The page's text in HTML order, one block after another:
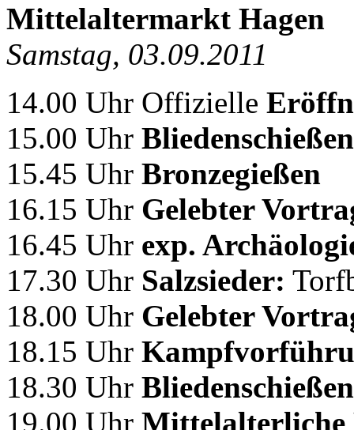
Mittelaltermarkt Hagen
Samstag, 03.09.2011
14.00 Uhr Offizielle
15.00 Uhr
15.45 Uhr Bronzegießen
16.15 Uhr Gelebter
16.45 Uhr exp.
17.30 Uhr Salzsieder:
18.00 Uhr Gelebter
18.15 Uhr
18.30 Uhr
19.00 Uhr